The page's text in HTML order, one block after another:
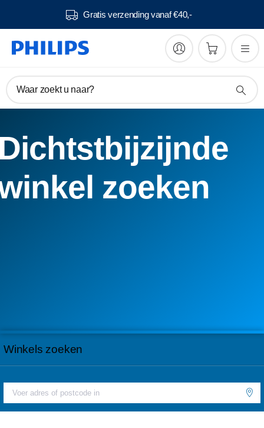
Gratis verzending vanaf €40,-
Waar zoekt u naar?
zoeken
Winkels zoeken